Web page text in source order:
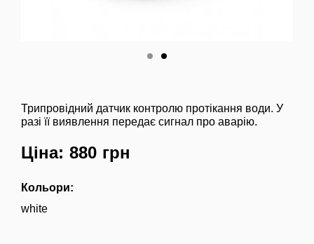
Трипровідний датчик контролю протікання води. У
разі її виявлення передає сигнал про аварію.
Ціна: 880 грн
Кольори:
white